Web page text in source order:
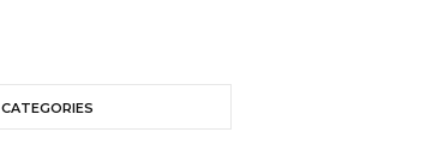
CATEGORIES